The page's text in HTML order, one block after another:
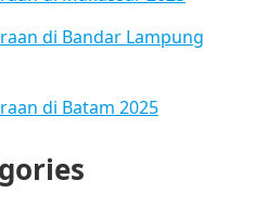
di Bandar Lampung
di Batam 2025